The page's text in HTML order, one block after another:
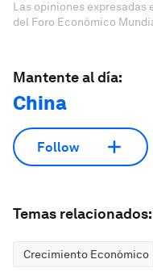
Las opiniones expresadas
del Foro Económico
Mantente al día:
China
Follow
Temas relacionados:
Crecimiento Económico